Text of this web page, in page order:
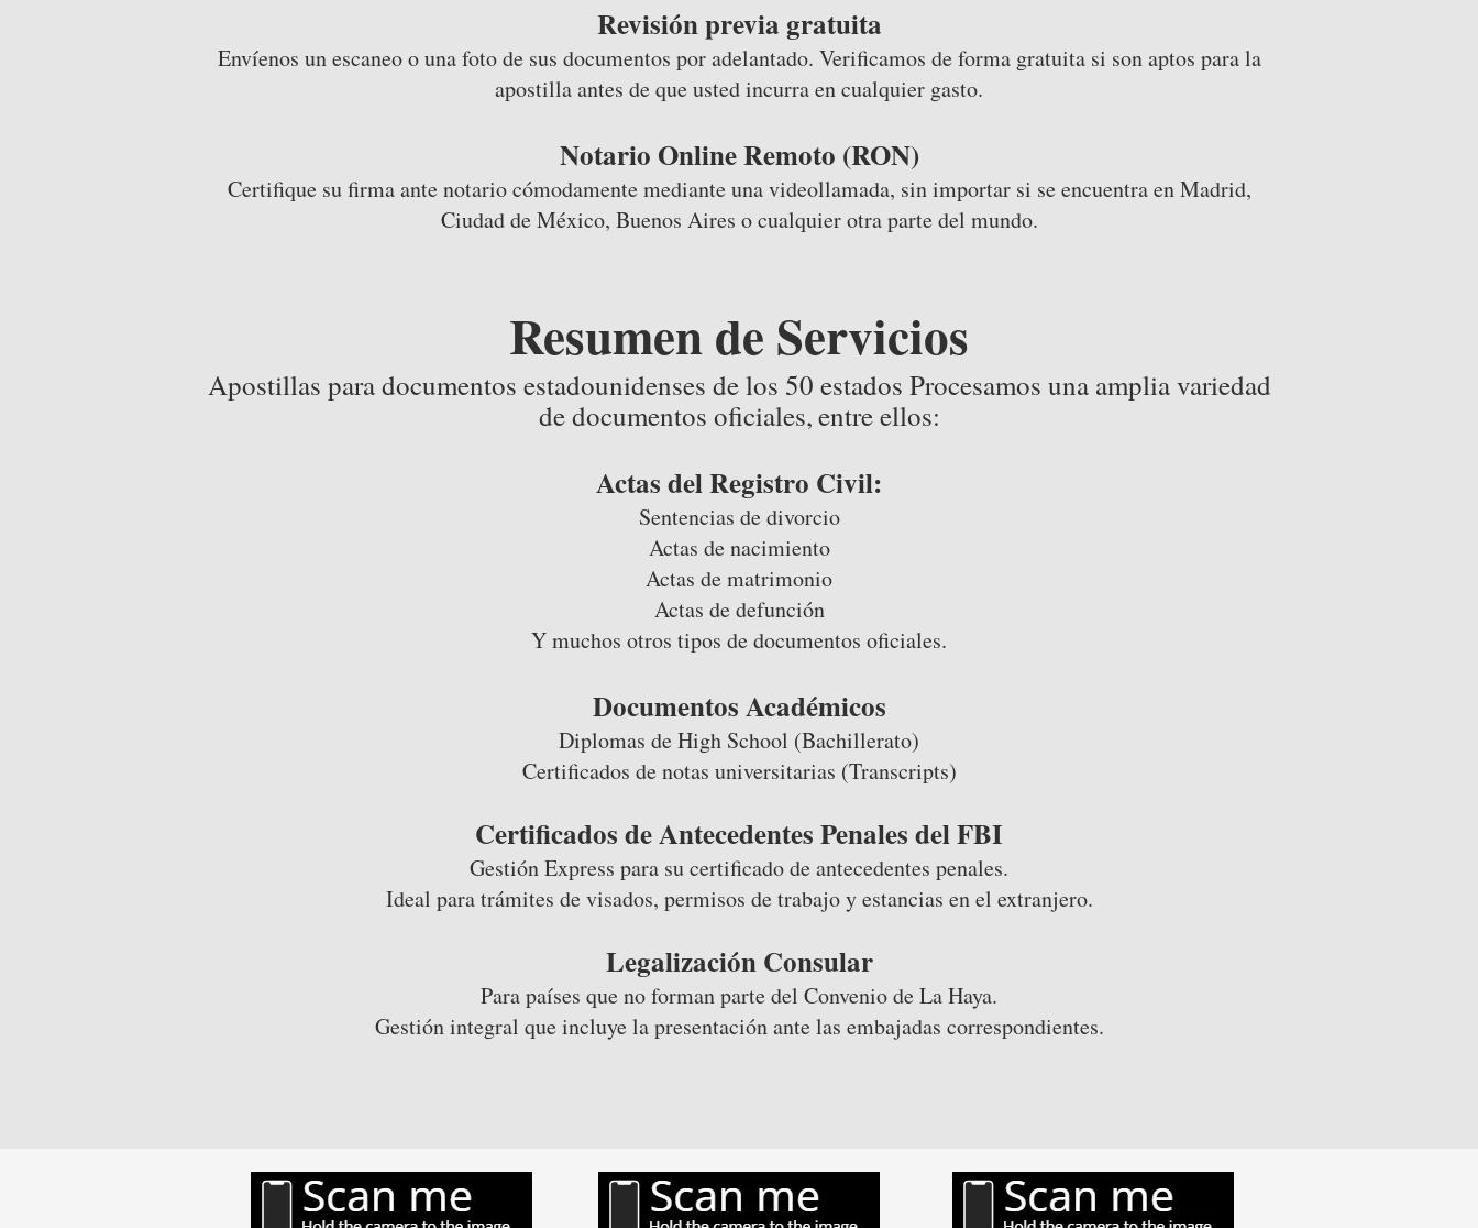
Revisión previa gratuita
Envíenos un escaneo o una foto de sus documentos por adelantado. Verificamos de forma gratuita si son aptos para la
apostilla antes de que usted incurra en cualquier gasto.
Notario Online Remoto (RON)
Certifique su firma ante notario cómodamente mediante una videollamada, sin importar si se encuentra en Madrid,
Ciudad de México, Buenos Aires o cualquier otra parte del mundo.
Resumen de Servicios
Apostillas para documentos estadounidenses de los 50 estados Procesamos una amplia variedad
de documentos oficiales,entre ellos:
Actas del Registro Civil:
Sentencias de divorcio
Actas de nacimiento
Actas de matrimonio
Actas de defunción
Y muchos otros tipos de documentos oficiales.
Documentos Académicos
Diplomas de High School (Bachillerato)
Certificados de notas universitarias (Transcripts)
Certificados de Antecedentes Penales del FBI
Gestión Express para su certificado de antecedentes penales.
Ideal para trámites de visados, permisos de trabajo y estancias en el extranjero.
Legalización Consular
Para países que no forman parte del Convenio de La Haya.
Gestión integral que incluye la presentación ante las embajadas correspondientes.